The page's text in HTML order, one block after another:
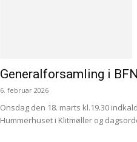
Generalforsamling i
6. februar 2026
Onsdag den 18. marts kl.19.30
Hummerhuset i Klitmøller og